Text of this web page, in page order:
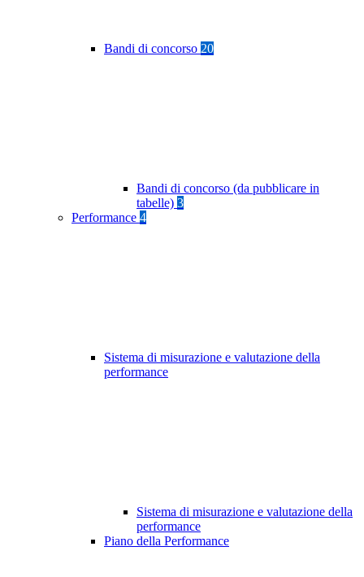
Bandi di concorso 20
Bandi di concorso (da pubblicare in
tabelle) 3
Performance 4
Sistema di misurazione e valutazione della
performance
Sistema di misurazione e valutazione della
performance
Piano della Performance